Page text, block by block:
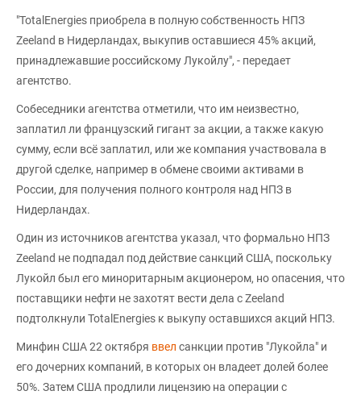
"TotalEnergies приобрела в полную собственность НПЗ
Zeeland в Нидерландах, выкупив оставшиеся 45% акций,
принадлежавшие российскому Лукойлу", - передает
агентство.
Собеседники агентства отметили, что им неизвестно,
заплатил ли французский гигант за акции, а также какую
сумму, если всё заплатил, или же компания участвовала в
другой сделке, например в обмене своими активами в
России, для получения полного контроля над НПЗ в
Нидерландах.
Один из источников агентства указал, что формально НПЗ
Zeeland не подпадал под действие санкций США, поскольку
Лукойл был его миноритарным акционером, но опасения, что
поставщики нефти не захотят вести дела с Zeeland
подтолкнули TotalEnergies к выкупу оставшихся акций НПЗ.
Минфин США 22 октября ввел санкции против "Лукойла" и
его дочерних компаний, в которых он владеет долей более
50%. Затем США продлили лицензию на операции с